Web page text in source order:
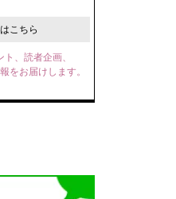
こちら
、読者企画、
をお届けします。